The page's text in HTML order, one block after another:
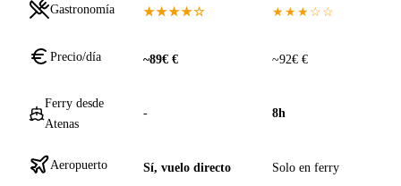
Gastronomía ★★★★☆ ★★★☆☆
Precio/día ~89€ € ~92€ €
Ferry desde
Atenas
- 8h
Aeropuerto Sí, vuelo directo Solo en ferry